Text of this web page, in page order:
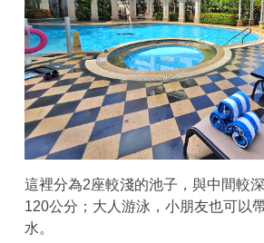
這裡分為2座較淺的池子，與中間較
120公分；大人游泳，小朋友也可以
水。